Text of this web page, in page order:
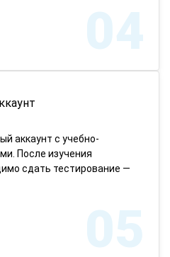
04
аккаунт с учебно-
После изучения
сдать тестирование —
05